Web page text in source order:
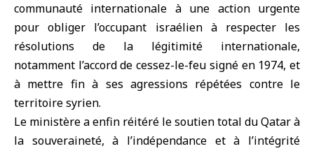
communauté internationale à une action urgente
pour obliger l’occupant israélien à respecter les
résolutions de la légitimité internationale,
notamment l’accord de cessez-le-feu signé en 1974, et
à mettre fin à ses agressions répétées contre le
territoire syrien.
Le ministère a enfin réitéré le soutien total du Qatar à
la souveraineté, à l’indépendance et à l’intégrité